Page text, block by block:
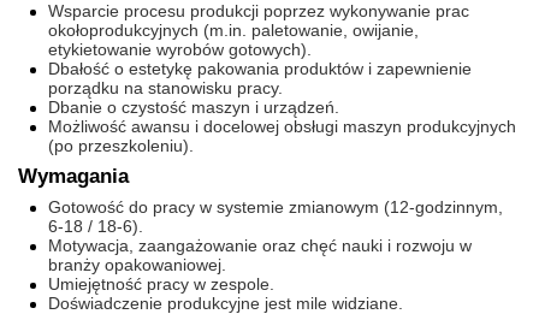
Wsparcie procesu produkcji poprzez wykonywanie prac
okołoprodukcyjnych (m.in. paletowanie, owijanie,
etykietowanie wyrobów gotowych).
Dbałość o estetykę pakowania produktów i zapewnienie
porządku na stanowisku pracy.
Dbanie o czystość maszyn i urządzeń.
Możliwość awansu i docelowej obsługi maszyn produkcyjnych
(po przeszkoleniu).
Wymagania
Gotowość do pracy w systemie zmianowym (12-godzinnym,
6-18 / 18-6).
Motywacja, zaangażowanie oraz chęć nauki i rozwoju w
branży opakowaniowej.
Umiejętność pracy w zespole.
Doświadczenie produkcyjne jest mile widziane.